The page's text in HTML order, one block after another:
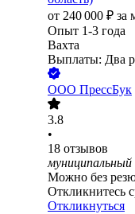
от 240 000 ₽ за
Опыт 1-3 года
Вахта
Выплаты: Два
ООО ПрессБук
3.8
•
18 отзывов
муниципальный
Можно без
Откликнитесь
Откликнуться